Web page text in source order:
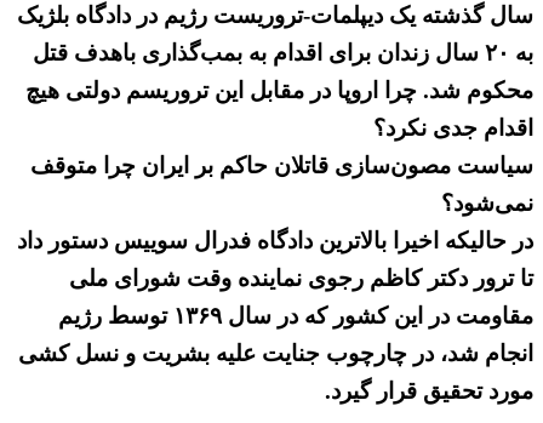
سال گذشته یک دیپلمات-تروریست رژیم در دادگاه بلژیک
به ۲۰ سال زندان برای اقدام به بمب‌گذاری باهدف قتل
محکوم شد. چرا اروپا در مقابل این تروریسم دولتی هیچ
اقدام جدی نکرد؟
سیاست مصون‌سازی قاتلان حاکم بر ایران چرا متوقف
نمی‌شود؟
در حالیکه اخیرا بالاترین دادگاه فدرال سوییس دستور داد
تا ترور دکتر کاظم رجوی نماینده وقت شورای ملی
مقاومت در این کشور که در سال ۱۳۶۹ توسط رژیم
انجام شد، در چارچوب جنایت علیه بشریت و نسل کشی
مورد تحقیق قرار گیرد.